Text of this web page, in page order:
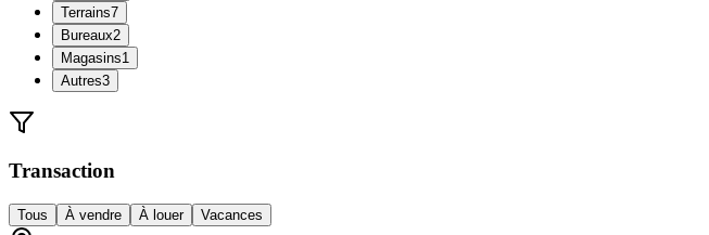
Terrains7
Bureaux2
Magasins1
Autres3
Transaction
Tous À vendre À louer Vacances